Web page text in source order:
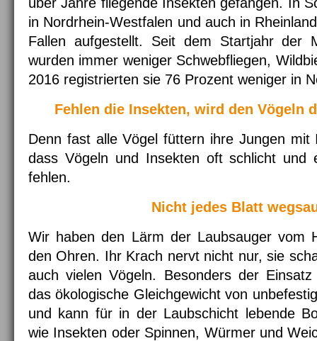
in Nordrhein-Westfalen und auch in
Fallen aufgestellt. Seit dem Startjahr der
wurden immer weniger Schwebfliegen,
2016 registrierten sie 76 Prozent weniger in
Fehlen die Insekten, wird den Vögeln
Denn fast alle Vögel füttern ihre Jungen mit
dass Vögeln und Insekten oft schlicht und
fehlen.
Nicht jedes Blatt
Wir haben den Lärm der Laubsauger vom
den Ohren. Ihr Krach nervt nicht nur, sie
auch vielen Vögeln. Besonders der
das ökologische Gleichgewicht von
und kann für in der Laubschicht lebende
wie Insekten oder Spinnen, Würmer und